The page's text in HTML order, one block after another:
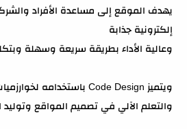
يهدف الموقع إلى مساعدة الأفراد
إلكترونية جذابة
وعالية الأداء بطريقة سريعة وسهلة
ويتميز Code Design باستخدامه لخوارزميات الذكاء الاصطناعي
والتعلم الآلي في تصميم المواقع وتوليد